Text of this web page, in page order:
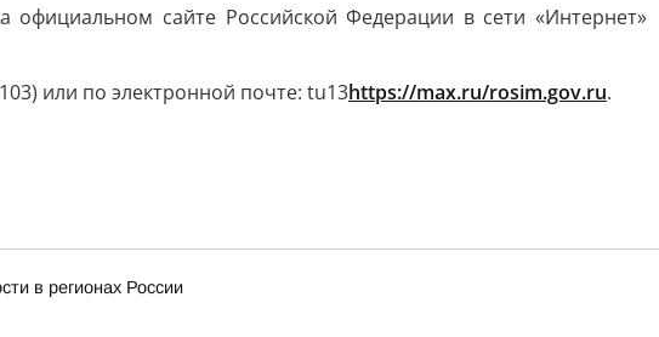
сайте Российской Федерации в сети «Интернет»
или по электронной почте: tu13https://max.ru/rosim.gov.ru.
в регионах России